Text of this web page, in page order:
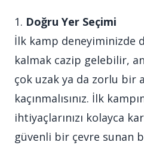
1. Doğru Yer Seçimi
İlk kamp deneyiminizde
kalmak cazip gelebilir,
çok uzak ya da zorlu bir
kaçınmalısınız. İlk
ihtiyaçlarınızı kolayca
güvenli bir çevre sunan